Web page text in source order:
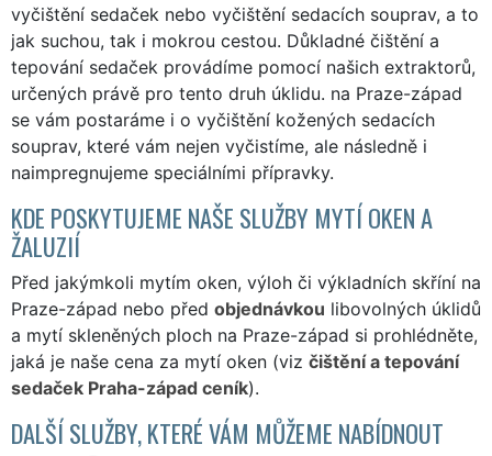
vyčištění sedaček nebo vyčištění sedacích souprav, a to
jak suchou, tak i mokrou cestou. Důkladné čištění a
tepování sedaček provádíme pomocí našich extraktorů,
určených právě pro tento druh úklidu. na Praze-západ
se vám postaráme i o vyčištění kožených sedacích
souprav, které vám nejen vyčistíme, ale následně i
naimpregnujeme speciálními přípravky.
KDE POSKYTUJEME NAŠE SLUŽBY MYTÍ OKEN A
ŽALUZIÍ
Před jakýmkoli mytím oken, výloh či výkladních skříní na
Praze-západ nebo před objednávkou libovolných úklidů
a mytí skleněných ploch na Praze-západ si prohlédněte,
jaká je naše cena za mytí oken (viz čištění a tepování
sedaček Praha-západ ceník).
DALŠÍ SLUŽBY, KTERÉ VÁM MŮŽEME NABÍDNOUT